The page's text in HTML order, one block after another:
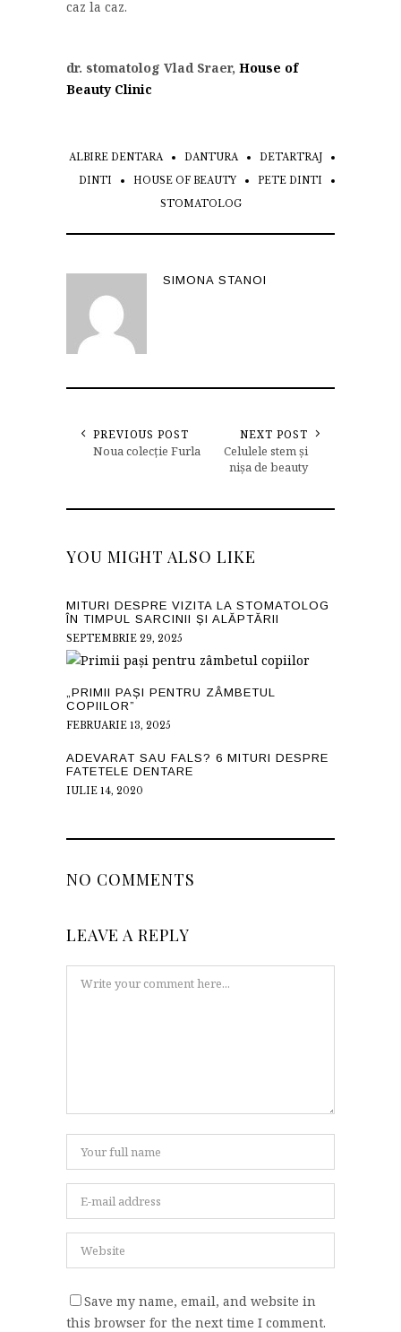
caz la caz.
dr. stomatolog Vlad Sraer, House of
Beauty Clinic
ALBIRE DENTARA DANTURA
DETARTRAJ
DINTI
HOUSE OF BEAUTY
PETE DINTI
STOMATOLOG
SIMONA STANOI
PREVIOUS POST
Noua colecție Furla
NEXT POST
Celulele stem și
nișa de beauty
YOU MIGHT ALSO LIKE
MITURI DESPRE VIZITA LA STOMATOLOG
ÎN TIMPUL SARCINII ȘI ALĂPTĂRII
SEPTEMBRIE 29, 2025
„PRIMII PAȘI PENTRU ZÂMBETUL
COPIILOR”
FEBRUARIE 13, 2025
ADEVARAT SAU FALS? 6 MITURI DESPRE
FATETELE DENTARE
IULIE 14, 2020
NO COMMENTS
LEAVE A REPLY
Save my name, email, and website in
this browser for the next time I comment.